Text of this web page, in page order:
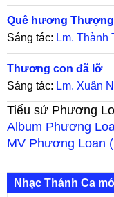
Quê hương
Sáng tác: Lm. Thành
Thương con đã lỡ
Sáng tác: Lm. Xuân
Tiểu sử Phương
Album Phương
MV Phương Loan
Nhạc Thánh Ca